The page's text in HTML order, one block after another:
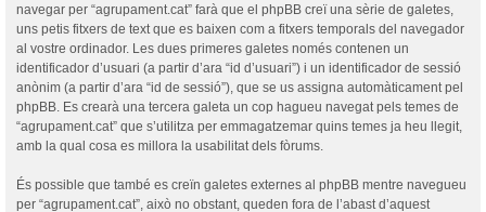
navegar per “agrupament.cat” farà que el phpBB creï una sèrie de galetes,
uns petis fitxers de text que es baixen com a fitxers temporals del navegador
al vostre ordinador. Les dues primeres galetes només contenen un
identificador d’usuari (a partir d’ara “id d’usuari”) i un identificador de sessió
anònim (a partir d’ara “id de sessió”), que se us assigna automàticament pel
phpBB. Es crearà una tercera galeta un cop hagueu navegat pels temes de
“agrupament.cat” que s’utilitza per emmagatzemar quins temes ja heu llegit,
amb la qual cosa es millora la usabilitat dels fòrums.
És possible que també es creïn galetes externes al phpBB mentre navegueu
per “agrupament.cat”, això no obstant, queden fora de l’abast d’aquest